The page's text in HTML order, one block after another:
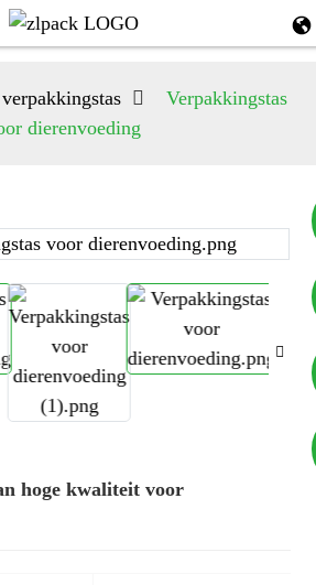
+8617753933792
+8619953939264
Verpakkingstas
dierenvoeding
hoge kwaliteit voor